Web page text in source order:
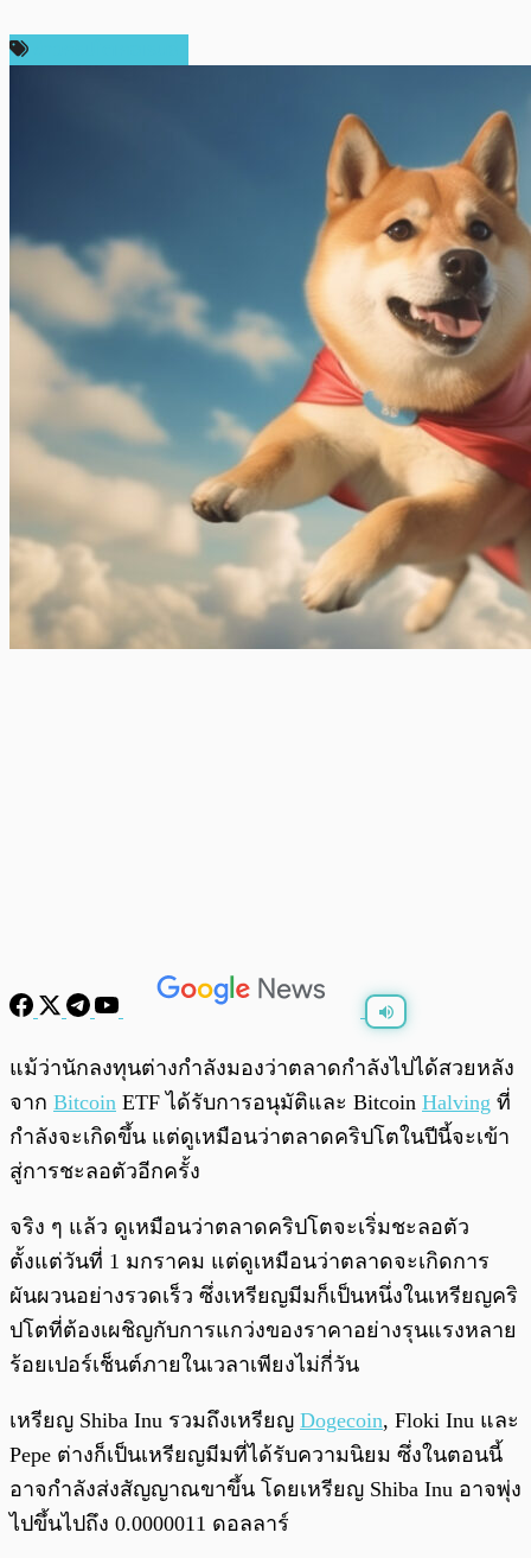
พร้อมเล่น 0:00 /
แม้ว่านักลงทุนต่างกำลังมองว่าตลาดกำลังไปได้สวยหลัง
จาก Bitcoin ETF ได้รับการอนุมัติและ Bitcoin Halving ที่
กำลังจะเกิดขึ้น แต่ดูเหมือนว่าตลาดคริปโตในปีนี้จะเข้า
สู่การชะลอตัวอีกครั้ง
จริง ๆ แล้ว ดูเหมือนว่าตลาดคริปโตจะเริ่มชะลอตัว
ตั้งแต่วันที่ 1 มกราคม แต่ดูเหมือนว่าตลาดจะเกิดการ
ผันผวนอย่างรวดเร็ว ซึ่งเหรียญมีมก็เป็นหนึ่งในเหรียญคริ
ปโตที่ต้องเผชิญกับการแกว่งของราคาอย่างรุนแรงหลาย
ร้อยเปอร์เช็นต์ภายในเวลาเพียงไม่กี่วัน
เหรียญ Shiba Inu รวมถึงเหรียญ Dogecoin, Floki Inu และ
Pepe ต่างก็เป็นเหรียญมีมที่ได้รับความนิยม ซึ่งในตอนนี้
อาจกำลังส่งสัญญาณขาขึ้น โดยเหรียญ Shiba Inu อาจพุ่ง
ไปขึ้นไปถึง 0.0000011 ดอลลาร์